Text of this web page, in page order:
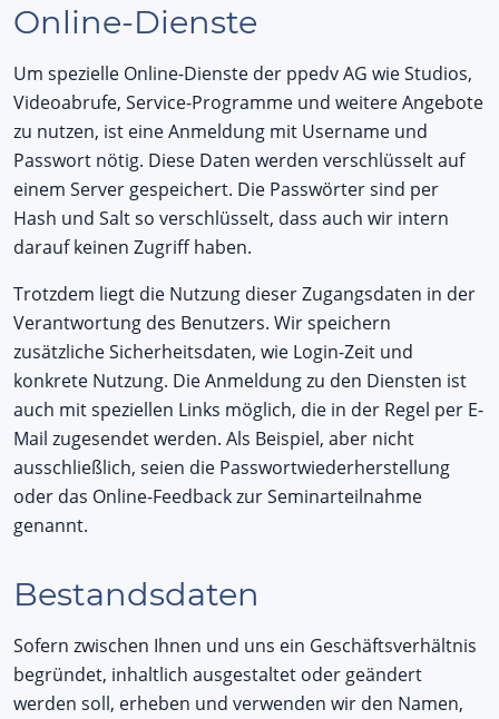
Online-Dienste
Um spezielle Online-Dienste der ppedv AG wie Studios,
Videoabrufe, Service-Programme und weitere Angebote
zu nutzen, ist eine Anmeldung mit Username und
Passwort nötig. Diese Daten werden verschlüsselt auf
einem Server gespeichert. Die Passwörter sind per
Hash und Salt so verschlüsselt, dass auch wir intern
darauf keinen Zugriff haben.
Trotzdem liegt die Nutzung dieser Zugangsdaten in der
Verantwortung des Benutzers. Wir speichern
zusätzliche Sicherheitsdaten, wie Login-Zeit und
konkrete Nutzung. Die Anmeldung zu den Diensten ist
auch mit speziellen Links möglich, die in der Regel per E-
Mail zugesendet werden. Als Beispiel, aber nicht
ausschließlich, seien die Passwortwiederherstellung
oder das Online-Feedback zur Seminarteilnahme
genannt.
Bestandsdaten
Sofern zwischen Ihnen und uns ein Geschäftsverhältnis
begründet, inhaltlich ausgestaltet oder geändert
werden soll, erheben und verwenden wir den Namen,